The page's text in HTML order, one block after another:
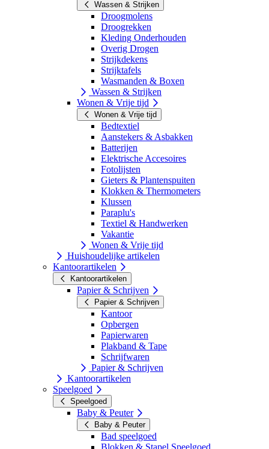
Wassen & Strijken
Droogmolens
Droogrekken
Kleding Onderhouden
Overig Drogen
Strijkdekens
Strijktafels
Wasmanden & Boxen
Wassen & Strijken
Wonen & Vrije tijd
Wonen & Vrije tijd
Bedtextiel
Aanstekers & Asbakken
Batterijen
Elektrische Accesoires
Fotolijsten
Gieters & Plantenspuiten
Klokken & Thermometers
Klussen
Paraplu's
Textiel & Handwerken
Vakantie
Wonen & Vrije tijd
Huishoudelijke artikelen
Kantoorartikelen
Kantoorartikelen
Papier & Schrijven
Papier & Schrijven
Kantoor
Opbergen
Papierwaren
Plakband & Tape
Schrijfwaren
Papier & Schrijven
Kantoorartikelen
Speelgoed
Speelgoed
Baby & Peuter
Baby & Peuter
Bad speelgoed
Blokken & Stapel Speelgoed